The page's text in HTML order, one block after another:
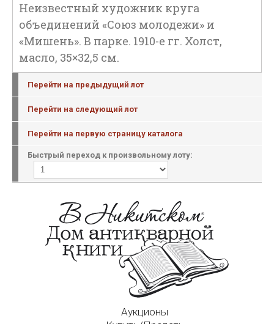
Неизвестный художник круга
объединений «Cоюз молодежи» и
«Мишень». В парке. 1910-е гг. Холст,
масло, 35×32,5 см.
Перейти на предыдущий лот
Перейти на следующий лот
Перейти на первую страницу каталога
Быстрый переход к произвольному лоту:
Аукционы